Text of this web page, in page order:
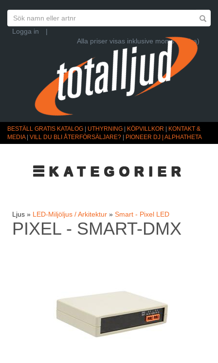
Logga in
|
Alla priser visas inklusive moms (Ändra)
BESTÄLL GRATIS KATALOG UTHYRNING KÖPVILLKOR
KONTAKT &
MEDIA| VILL DU BLI ÅTERFÖRSÄLJARE? PIONEER DJ | ALPHATHETA
☰KATEGORIER
Ljus » LED-Miljöljus / Arkitektur » Smart - Pixel LED
PIXEL - SMART-DMX